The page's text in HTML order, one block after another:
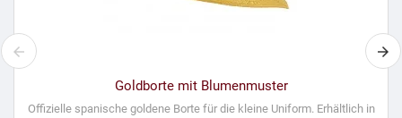
Goldborte mit Blumenmuster
Offizielle spanische goldene Borte für die kleine Uniform. Erhältlich in